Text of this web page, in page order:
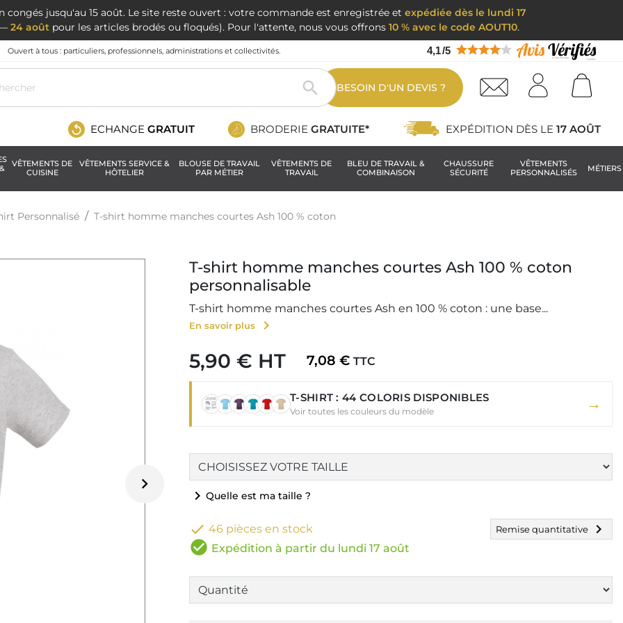
congés jusqu'au 15 août. Le site reste ouvert : votre commande est enregistrée etexpédiée dès le lundi 17
24 août pour les articles brodés ou floqués). Pour l'attente, nous vous offrons 10 % avec le code AOUT10.
Ouvert à tous : particuliers, professionnels, administrations et collectivités. 4,1/5
 BESOIN D'UN DEVIS ?
ECHANGE GRATUIT BRODERIE GRATUITE* EXPÉDITION DÈS LE 17 AOÛT
VÊTEMENTS DE
CUISINE
VÊTEMENTS SERVICE &
HÔTELIER
BLOUSE DE TRAVAIL
PAR MÉTIER
VÊTEMENTS DE
TRAVAIL
BLEU DE TRAVAIL &
COMBINAISON
CHAUSSURE
SÉCURITÉ
VÊTEMENTS
PERSONNALISÉS
MÉTIERS
Personnalisé T-shirt homme manches courtes Ash 100 % coton

T-shirt homme manches courtes Ash 100 % coton
personnalisable
T-shirt homme manches courtes Ash en 100 % coton : une base...
En savoir plus chevron_right
5,90 € HT 7,08 € TTC
T-SHIRT : 44 COLORIS DISPONIBLES
Voir toutes les couleurs du modèle →
chevron_right Quelle est ma taille ?
 46 pièces en stock
check_circle Expédition à partir du lundi 17 août
Remise quantitative chevron_right